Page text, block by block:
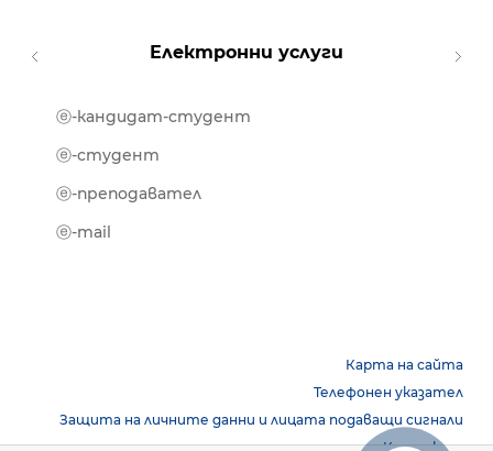
Електронни услуги
ⓔ-кандидат-студент
ⓔ-студент
ⓔ-преподавател
ⓔ-mail
Карта на сайта
Телефонен указател
Защита на личните данни и лицата подаващи сигнали
Контакти